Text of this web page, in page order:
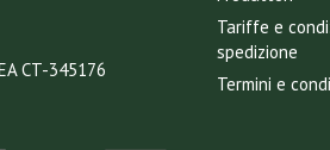
CT-345176
Tariffe e
spedizione
Termini e